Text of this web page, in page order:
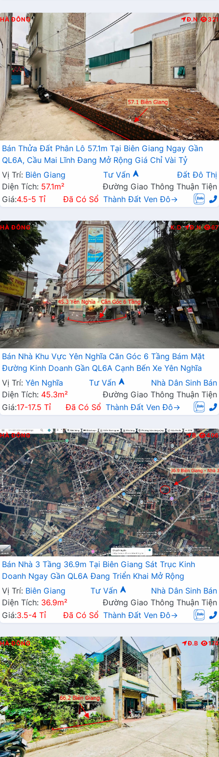
HÀ ĐÔNG Đ.N 321
Bán Thửa Đất Phân Lô 57.1m Tại Biên Giang Ngay Gần
QL6A, Cầu Mai Lĩnh Đang Mở Rộng Giá Chỉ Vài Tỷ
Vị Trí: Biên Giang Tư Vấn
Đất Đô Thị
Diện Tích: 57.1m²
Đường Giao Thông Thuận Tiện
Giá:4.5-5 Tỉ Đã Có Sổ Thành Đất Ven Đô→
HÀ ĐÔNG K.D Đ.N 67
Bán Nhà Khu Vực Yên Nghĩa Căn Góc 6 Tầng Bám Mặt
Đường Kinh Doanh Gần QL6A Cạnh Bến Xe Yên Nghĩa
Vị Trí: Yên Nghĩa Tư Vấn
Nhà Dân Sinh Bán
Diện Tích: 45.3m²
Đường Giao Thông Thuận Tiện
Giá:17-17.5 Tỉ Đã Có Sổ Thành Đất Ven Đô→
HÀ ĐÔNG B 406
Bán Nhà 3 Tầng 36.9m Tại Biên Giang Sát Trục Kinh
Doanh Ngay Gần QL6A Đang Triển Khai Mở Rộng
Vị Trí: Biên Giang Tư Vấn
Nhà Dân Sinh Bán
Diện Tích: 36.9m²
Đường Giao Thông Thuận Tiện
Giá:3.5-4 Tỉ Đã Có Sổ Thành Đất Ven Đô→
HÀ ĐÔNG Đ.B 174